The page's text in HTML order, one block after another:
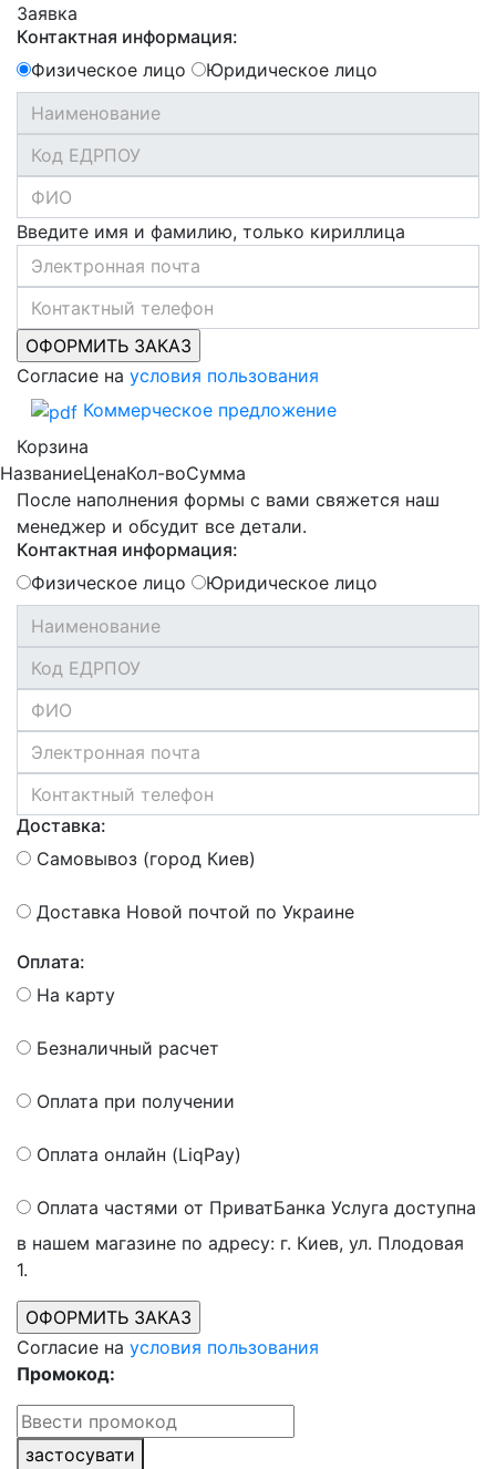
Заявка
Контактная информация:
Физическое лицо
Юридическое лицо
Введите имя и фамилию, только кириллица
Согласие на условия пользования
Коммерческое предложение
Корзина
НазваниеЦенаКол-воСумма
После наполнения формы с вами свяжется наш
менеджер и обсудит все детали.
Контактная информация:
Физическое лицо
Юридическое лицо
Доставка:
Самовывоз (город Киев)
Доставка Новой почтой по Украине
Оплата:
На карту
Безналичный расчет
Оплата при получении
Оплата онлайн (LiqPay)
Оплата частями от ПриватБанка Услуга доступна
в нашем магазине по адресу: г. Киев, ул. Плодовая
1.
Согласие на условия пользования
Промокод:
застосувати